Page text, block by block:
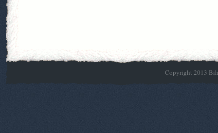
Copyright 2013